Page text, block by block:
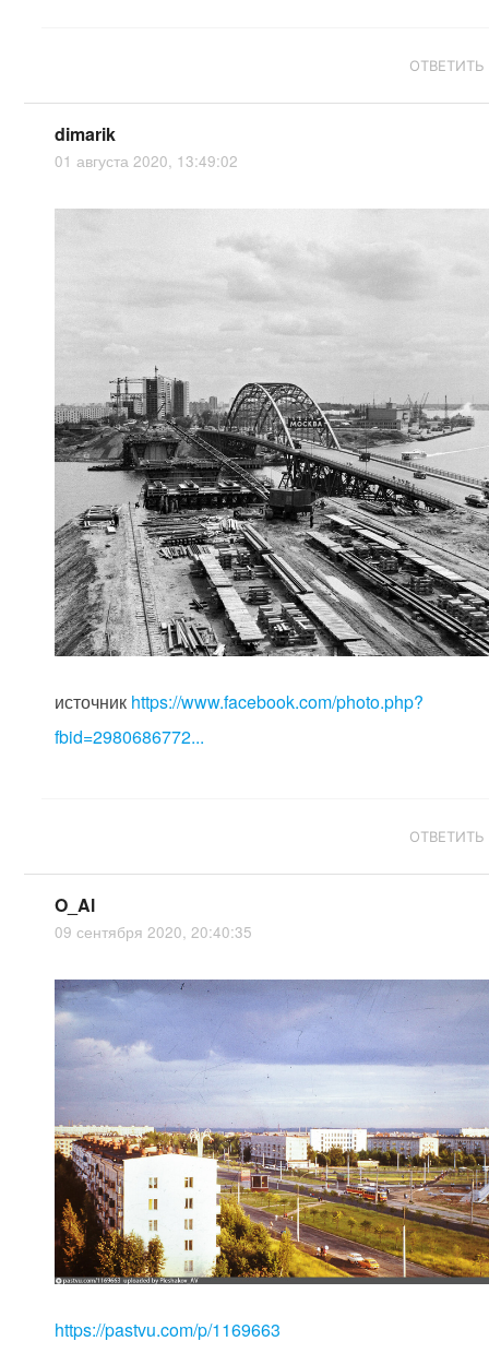
ОТВЕТИТЬ
dimarik
01 августа 2020, 13:49:02
источник https://www.facebook.com/photo.php?
fbid=2980686772...
ОТВЕТИТЬ
O_Al
09 сентября 2020, 20:40:35
https://pastvu.com/p/1169663